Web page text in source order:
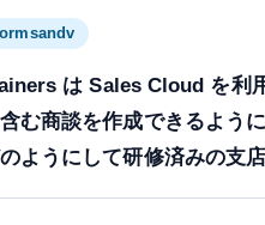
は Sales Cloud を利
む商談を作成できるよう
ようにして研修済みの支